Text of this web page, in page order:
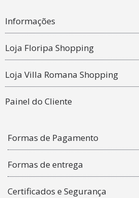
Informações
Loja Floripa Shopping
Loja Villa Romana Shopping
Painel do Cliente
Formas de Pagamento
Formas de entrega
Certificados e Segurança